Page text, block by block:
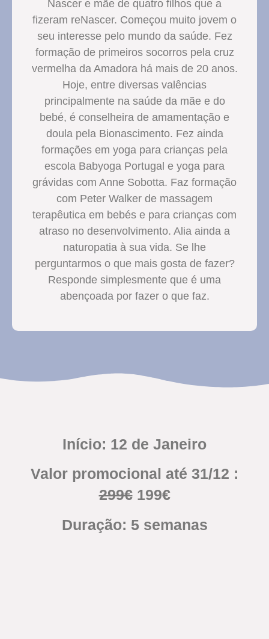
Nascer e mãe de quatro filhos que a
fizeram reNascer. Começou muito jovem o
seu interesse pelo mundo da saúde. Fez
formação de primeiros socorros pela cruz
vermelha da Amadora há mais de 20 anos.
Hoje, entre diversas valências
principalmente na saúde da mãe e do
bebé, é conselheira de amamentação e
doula pela Bionascimento. Fez ainda
formações em yoga para crianças pela
escola Babyoga Portugal e yoga para
grávidas com Anne Sobotta. Faz formação
com Peter Walker de massagem
terapêutica em bebés e para crianças com
atraso no desenvolvimento. Alia ainda a
naturopatia à sua vida. Se lhe
perguntarmos o que mais gosta de fazer?
Responde simplesmente que é uma
abençoada por fazer o que faz.
Início: 12 de Janeiro
Valor promocional até 31/12 :
299€199€
Duração: 5 semanas